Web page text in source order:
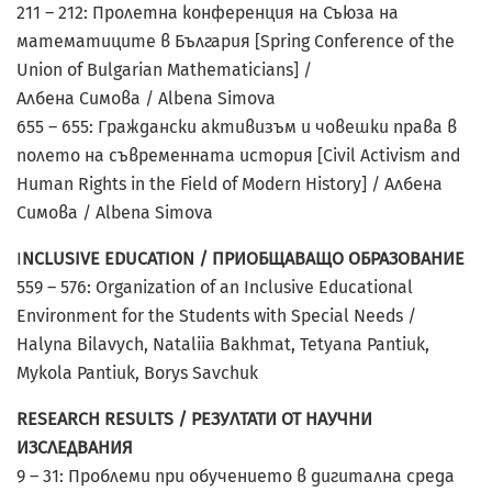
211 – 212: Пролетна конференция на Съюза на
математиците в България [Spring Conference of the
Union of Bulgarian Mathematicians] /
Албена Симова / Albena Simova
655 – 655: Граждански активизъм и човешки права в
полето на съвременната история [Civil Activism and
Human Rights in the Field of Modern History] / Албена
Симова / Albena Simova
INCLUSIVE EDUCATION / ПРИОБЩАВАЩО ОБРАЗОВАНИЕ
559 – 576: Organization of an Inclusive Educational
Environment for the Students with Special Needs /
Halyna Bilavych, Nataliia Bakhmat, Tetyana Pantiuk,
Mykola Pantiuk, Borys Savchuk
RESEARCH RESULTS / РЕЗУЛТАТИ ОТ НАУЧНИ
ИЗСЛЕДВАНИЯ
9 – 31: Проблеми при обучението в дигитална среда